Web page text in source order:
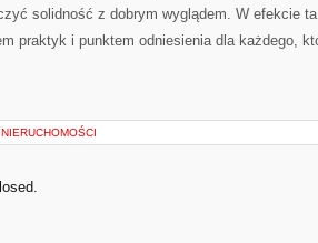
solidność z dobrym wyglądem. W efekcie
praktyk i punktem odniesienia dla każdego,
NIERUCHOMOŚCI